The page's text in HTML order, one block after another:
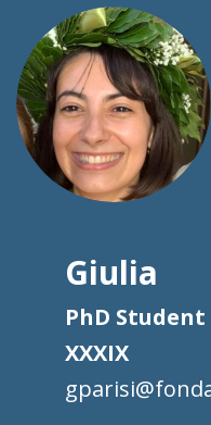
Giulia
PhD
XXXIX